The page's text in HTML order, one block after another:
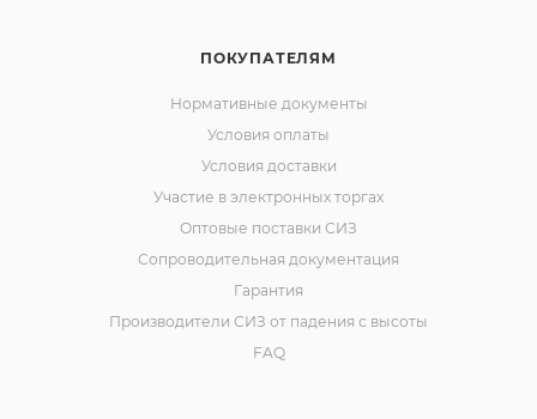
ПОКУПАТЕЛЯМ
Нормативные документы
Условия оплаты
Условия доставки
Участие в электронных торгах
Оптовые поставки СИЗ
Сопроводительная документация
Гарантия
Производители СИЗ от падения с высоты
FAQ